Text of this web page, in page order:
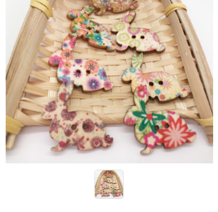
Футболки-раскраски на 14 февраля
Футболки-раскраски
Кружки-раскраски
Рюкзаки-раскраски
Сумки-раскраски
Наборы для творчества
Книги новогодние
Новогодний декор и материалы
Новогодняя подарочная упаковка